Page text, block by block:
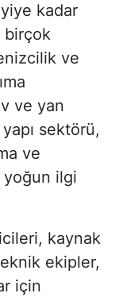
kadar
birçok
ve
ve yan
sektörü,
ve
yoğun ilgi
kaynak
ekipler,
için